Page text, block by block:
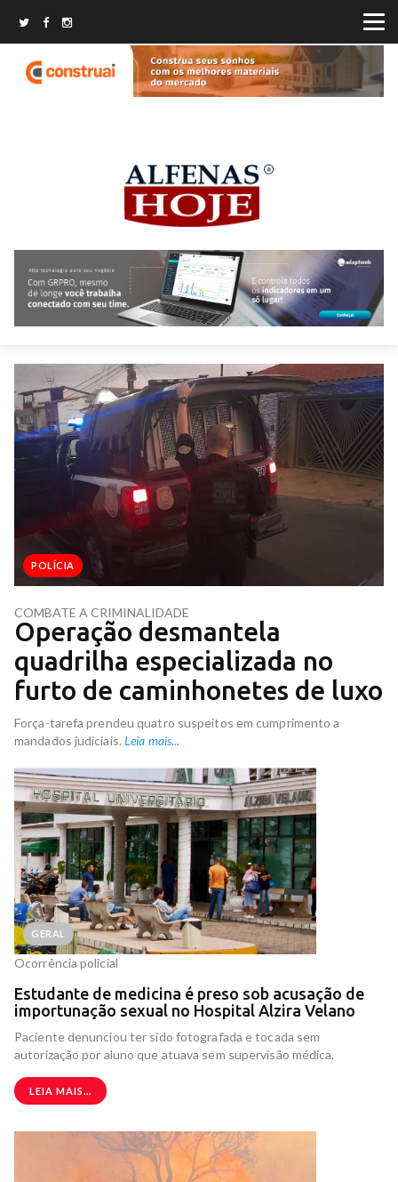
POLÍCIA
COMBATE A CRIMINALIDADE
Operação desmantela
quadrilha especializada no
furto de caminhonetes de luxo
Força-tarefa prendeu quatro suspeitos em cumprimento a
mandados judiciais. Leia mais...
GERAL
Ocorrência policial
Estudante de medicina é preso sob acusação de
importunação sexual no Hospital Alzira Velano
Paciente denunciou ter sido fotografada e tocada sem
autorização por aluno que atuava sem supervisão médica.
LEIA MAIS...